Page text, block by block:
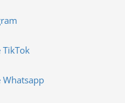
TikTok
Whatsapp